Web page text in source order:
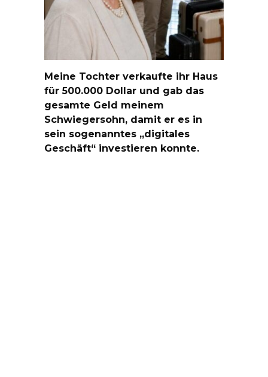
Meine Tochter verkaufte ihr Haus
für 500.000 Dollar und gab das
gesamte Geld meinem
Schwiegersohn, damit er es in
sein sogenanntes „digitales
Geschäft“ investieren konnte.